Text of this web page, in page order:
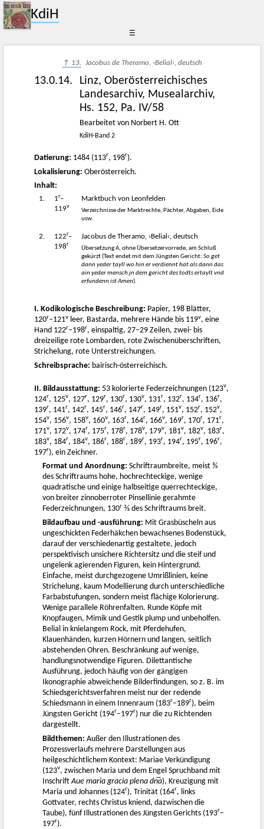
KdiH
☰
↑ 13. Jacobus de Theramo, ›Belial‹, deutsch
13.0.14.
Linz, Oberösterreichisches
Landesarchiv, Musealarchiv,
Hs. 152, Pa. IV/58
Bearbeitet von Norbert H. Ott
KdiH-Band 2
Datierung: 1484 (113r, 198r).
Lokalisierung: Oberösterreich.
Inhalt:
1. 1r–
119v
Marktbuch von Leonfelden
Verzeichnisse der Marktrechte, Pächter, Abgaben, Eide
usw.
2. 122r–
198r
Jacobus de Theramo, ›Belial‹, deutsch
Übersetzung A, ohne Übersetzervorrede, am Schluß
gekürzt (Text endet mit dem Jüngsten Gericht: So get
dann yeder tayll wo hin er verdiennt hat als dann das
ain yeder mensch jn dem gericht des todts ertaylt vnd
erfundenn ist Amen).
I. Kodikologische Beschreibung: Papier, 198 Blätter,
120r–121v leer, Bastarda, mehrere Hände bis 119v, eine
Hand 122r–198r, einspaltig, 27–29 Zeilen, zwei- bis
dreizeilige rote Lombarden, rote Zwischenüberschriften,
Strichelung, rote Unterstreichungen.
Schreibsprache: bairisch-österreichisch.
II. Bildausstattung: 53 kolorierte Federzeichnungen (123v,
124r, 125v, 127r, 129r, 130r, 130v, 131r, 132r, 134r, 136r,
139r, 141r, 142r, 145r, 146r, 147r, 149r, 151v, 152r, 152v,
154v, 156v, 158v, 160v, 163r, 164r, 166v, 169r, 170r, 171r,
171v, 172v, 174r, 175r, 178r, 178v, 179v, 181v, 182v, 183r,
183v, 184r, 184v, 186r, 188r, 189r, 193r, 194r, 195r, 196r,
197r), ein Zeichner.
Format und Anordnung: Schriftraumbreite, meist ¾
des Schriftraums hohe, hochrechteckige, wenige
quadratische und einige halbseitige querrechteckige,
von breiter zinnoberroter Pinsellinie gerahmte
Federzeichnungen, 130r ⅔ des Schriftraums breit.
Bildaufbau und -ausführung: Mit Grasbüscheln aus
ungeschickten Federhäkchen bewachsenes Bodenstück,
darauf der verschiedenartig gestaltete, jedoch
perspektivisch unsichere Richtersitz und die steif und
ungelenk agierenden Figuren, kein Hintergrund.
Einfache, meist durchgezogene Umrißlinien, keine
Strichelung, kaum Modellierung durch unterschiedliche
Farbabstufungen, sondern meist flächige Kolorierung.
Wenige parallele Röhrenfalten. Runde Köpfe mit
Knopfaugen, Mimik und Gestik plump und unbeholfen.
Belial in knielangem Rock, mit Pferdehufen,
Klauenhänden, kurzen Hörnern und langen, seitlich
abstehenden Ohren. Beschränkung auf wenige,
handlungsnotwendige Figuren. Dilettantische
Ausführung, jedoch häufig von der gängigen
Ikonographie abweichende Bilderfindungen, so z. B. im
Schiedsgerichtsverfahren meist nur der redende
Schiedsmann in einem Innenraum (183r–189r), beim
Jüngsten Gericht (194r–197r) nur die zu Richtenden
dargestellt.
Bildthemen: Außer den Illustrationen des
Prozessverlaufs mehrere Darstellungen aus
heilgeschichtlichem Kontext: Mariae Verkündigung
(123v, zwischen Maria und dem Engel Spruchband mit
InschriftAue maria gracia plena dn̅a), Kreuzigung mit
Maria und Johannes (124r), Trinität (164r, links
Gottvater, rechts Christus kniend, dazwischen die
Taube), fünf Illustrationen des Jüngsten Gerichts (193r–
197r).